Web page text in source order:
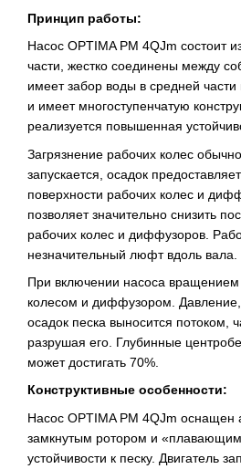
Принцип работы:
Насос OPTIMA PM 4QJm состоит
части, жестко соединены между
имеет забор воды в средней
и имеет многоступенчатую
реализуется повышенная
Загрязнение рабочих колес
запускается, осадок
поверхности рабочих колес и
позволяет значительно снизить
рабочих колес и диффузоров.
незначительный люфт вдоль вала.
При включении насоса вращением
колесом и диффузором.
осадок песка выносится потоком,
разрушая его. Глубинные
может достигать 70%.
Конструктивные особенности:
Насос OPTIMA PM 4QJm
замкнутым ротором и
устойчивости к песку. Двигатель